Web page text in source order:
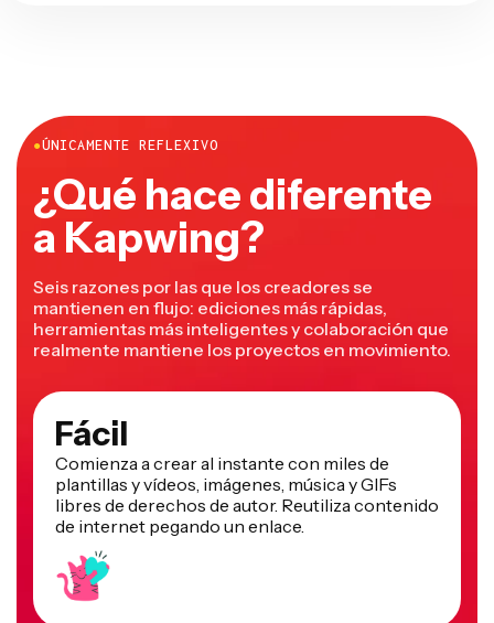
●ÚNICAMENTE REFLEXIVO
¿Qué hace diferente
a Kapwing?
Seis razones por las que los creadores se
mantienen en flujo: ediciones más rápidas,
herramientas más inteligentes y colaboración que
realmente mantiene los proyectos en movimiento.
Fácil
Comienza a crear al instante con miles de
plantillas y vídeos, imágenes, música y GIFs
libres de derechos de autor. Reutiliza contenido
de internet pegando un enlace.